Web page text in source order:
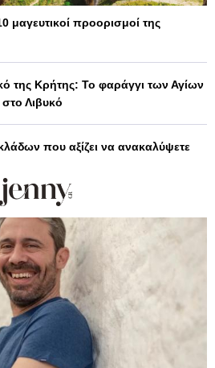
μαγευτικοί προορισμοί της
της Κρήτης: Το φαράγγι των Αγίων
Λιβυκό
που αξίζει να ανακαλύψετε